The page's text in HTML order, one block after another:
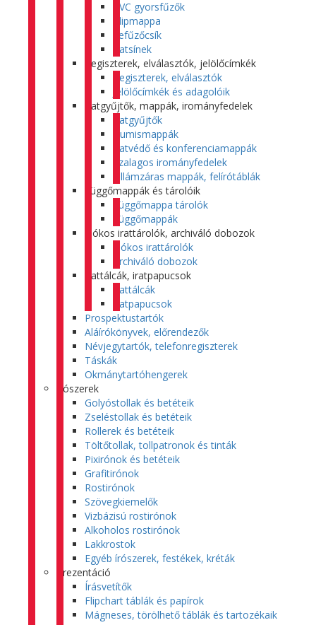
PVC gyorsfűzők
Klipmappa
Lefűzőcsík
Iratsínek
Regiszterek, elválasztók, jelölőcímkék
Regiszterek, elválasztók
Jelölőcímkék és adagolóik
Iratgyűjtők, mappák, irományfedelek
Iratgyűjtők
Gumismappák
Iratvédő és konferenciamappák
Szalagos irományfedelek
Villámzáras mappák, felírótáblák
Függőmappák és tárolóik
Függőmappa tárolók
Függőmappák
Fiókos irattárolók, archiváló dobozok
Fiókos irattárolók
Archiváló dobozok
Irattálcák, iratpapucsok
Irattálcák
Iratpapucsok
Prospektustartók
Aláírókönyvek, előrendezők
Névjegytartók, telefonregiszterek
Táskák
Okmánytartóhengerek
Írószerek
Golyóstollak és betéteik
Zseléstollak és betéteik
Rollerek és betéteik
Töltőtollak, tollpatronok és tinták
Pixirónok és betéteik
Grafitirónok
Rostirónok
Szövegkiemelők
Vizbázisú rostirónok
Alkoholos rostirónok
Lakkrostok
Egyéb írószerek, festékek, kréták
Prezentáció
Írásvetítők
Flipchart táblák és papírok
Mágneses, törölhető táblák és tartozékaik